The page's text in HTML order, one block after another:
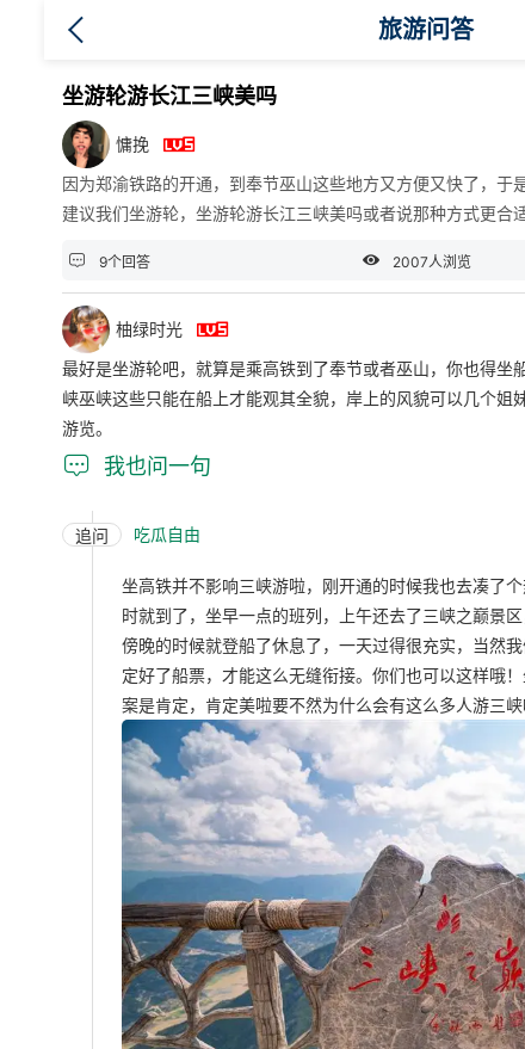
旅游问答
坐游轮游长江三峡美吗
慵挽 
因为郑渝铁路的开通，到奉节巫山这些地方又方便又快了，于
建议我们坐游轮，坐游轮游长江三峡美吗或者说那种方式更合
 9个回答  2007人浏览
柚绿时光 
最好是坐游轮吧，就算是乘高铁到了奉节或者巫山，你也得坐
峡巫峡这些只能在船上才能观其全貌，岸上的风貌可以几个姐
游览。
 我也问一句
追问 吃瓜自由
坐高铁并不影响三峡游啦，刚开通的时候我也去凑了
时就到了，坐早一点的班列，上午还去了三峡之巅景
傍晚的时候就登船了休息了，一天过得很充实，当然
定好了船票，才能这么无缝衔接。你们也可以这样哦
案是肯定，肯定美啦要不然为什么会有这么多人游三峡